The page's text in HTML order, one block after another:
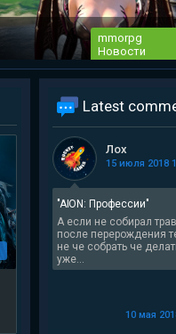
mmorpg
Новости
mmorpg Tera Online
обновление
Destiny Development
работу над своим проектом —
Tera...
Latest
"AION: Профессии"
А если не собирал
после перерождения
не че собрать че
уже...
Лох
15 июля 2018
10 мая